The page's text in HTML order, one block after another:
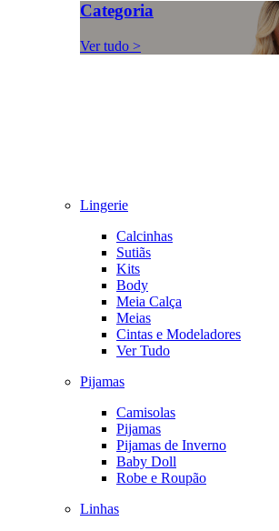
Categoria
Ver tudo >
Lingerie
Calcinhas
Sutiãs
Kits
Body
Meia Calça
Meias
Cintas e Modeladores
Ver Tudo
Pijamas
Camisolas
Pijamas
Pijamas de Inverno
Baby Doll
Robe e Roupão
Linhas